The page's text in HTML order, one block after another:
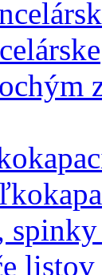
listov